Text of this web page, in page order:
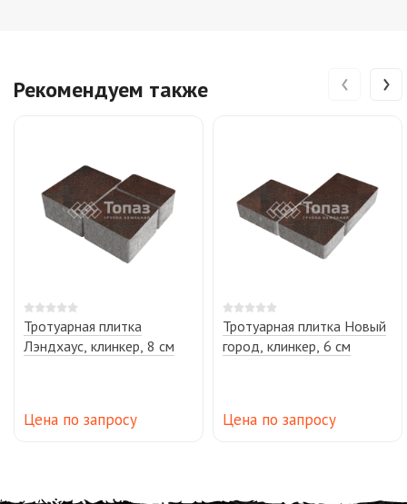
Рекомендуем также
Тротуарная плитка
Лэндхаус, клинкер, 8 см
Цена по запросу
Тротуарная плитка Новый
город, клинкер, 6 см
Цена по запросу
‹ ›